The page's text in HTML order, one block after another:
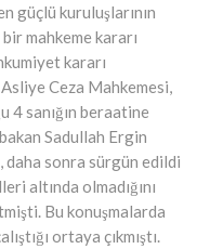
güçlü kuruluşlarının
mahkeme kararı
kararı
Ceza Mahkemesi,
4 sanığın beraatine
Sadullah Ergin
sonra sürgün edildi
altında olmadığını
Bu konuşmalarda
ortaya çıkmıştı.